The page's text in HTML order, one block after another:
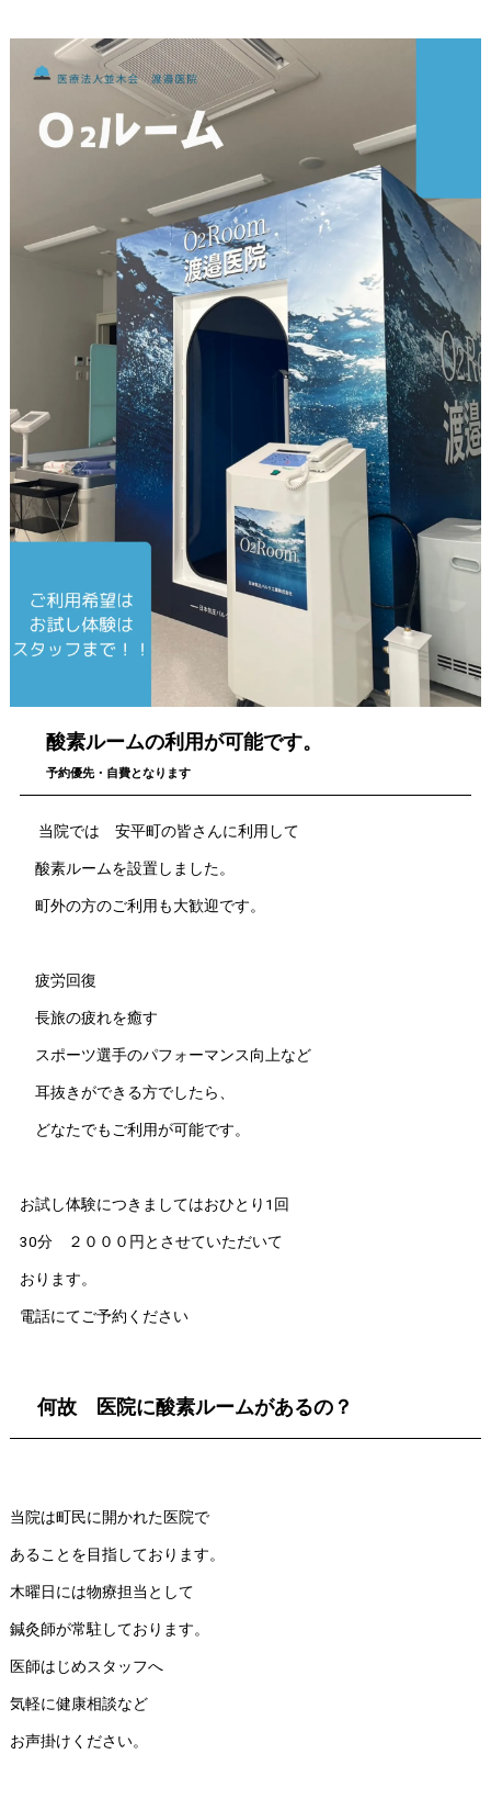
酸素ルームの利用が可能です。
予約優先・自費となります
当院では 安平町の皆さんに利用して
酸素ルームを設置しました。
町外の方のご利用も大歓迎です。
疲労回復
長旅の疲れを癒す
スポーツ選手のパフォーマンス向上など
耳抜きができる方でしたら、
どなたでもご利用が可能です。
お試し体験につきましてはおひとり1回
30分 ２０００円とさせていただいて
おります。
電話にてご予約ください
何故 医院に酸素ルームがあるの？
当院は町民に開かれた医院で
あることを目指しております。
木曜日には物療担当として
鍼灸師が常駐しております。
医師はじめスタッフへ
気軽に健康相談など
お声掛けください。